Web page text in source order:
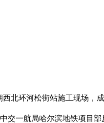
环河松街站施工现场，
一航局哈尔滨地铁项目